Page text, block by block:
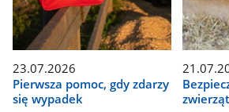
23.07.2026
Pierwsza pomoc, gdy zdarzy
się wypadek